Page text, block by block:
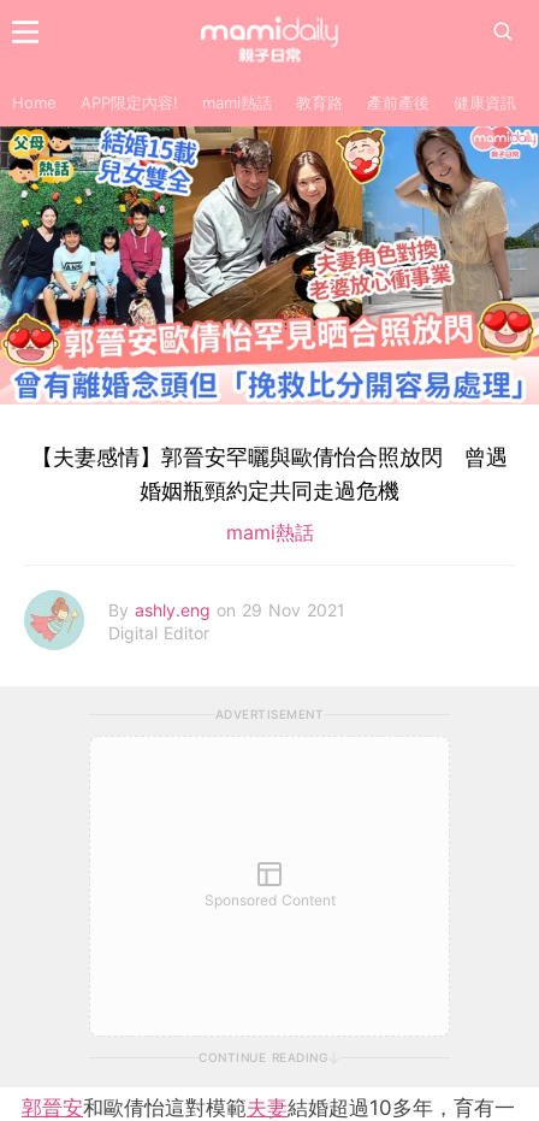
Home APP限定內容! mami熱話 教育路 產前產後 健康資訊
【夫妻感情】郭晉安罕曬與歐倩怡合照放閃 曾遇
婚姻瓶頸約定共同走過危機
mami熱話
By ashly.eng on 29 Nov 2021
Digital Editor
ADVERTISEMENT
Sponsored Content
CONTINUE READING
郭晉安和歐倩怡這對模範夫妻結婚超過10多年，育有一